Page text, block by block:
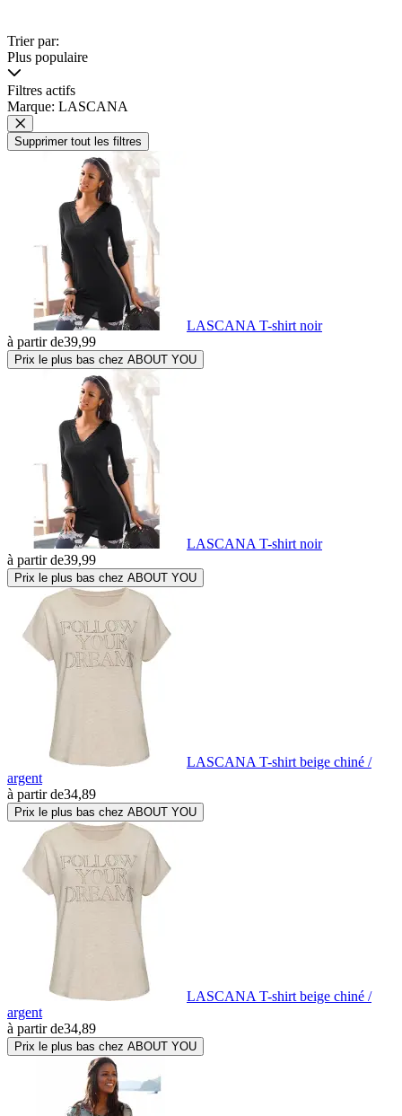
Trier par:
Plus populaire
Filtres actifs
Marque: LASCANA
Supprimer tout les filtres
LASCANA T-shirt noir
à partir de39,99
Prix le plus bas chez ABOUT YOU
LASCANA T-shirt noir
à partir de39,99
Prix le plus bas chez ABOUT YOU
LASCANA T-shirt beige chiné /
argent
à partir de34,89
Prix le plus bas chez ABOUT YOU
LASCANA T-shirt beige chiné /
argent
à partir de34,89
Prix le plus bas chez ABOUT YOU